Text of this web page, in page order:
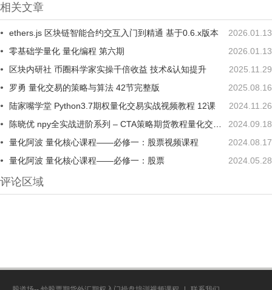
相关文章
2026.01.13
ethers.js 区块链智能合约交互入门到精通 基于0.6.x版本
2026.01.13
零基础学量化 量化编程 第六期
2025.11.29
区块内研社 币圈科学家实操千倍收益 技术&认知提升
2025.08.16
罗勇 量化交易的策略与算法 42节完整版
2024.11.26
陆家嘴学堂 Python3.7期权量化交易实战视频教程 12课
2024.09.18
陈晓优 npy全实战进阶系列 – CTA策略期货教程量化交易智能交易策略
2024.08.17
量化阿波 量化核心课程——必修一：股票视频课程
2024.05.28
量化阿波 量化核心课程——必修一：股票
评论区域